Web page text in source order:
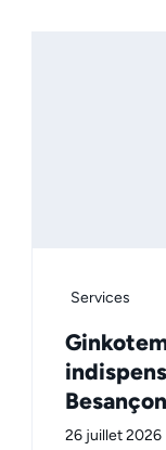
Services
Besançon
26 juillet 2026